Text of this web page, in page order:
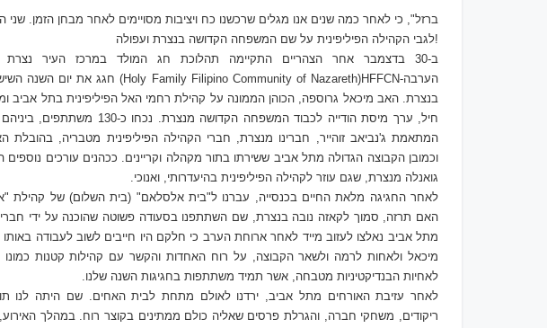
לגבי הקהילה הפיליפינית על שם המשפחה הקדושה בנצרת ועפולה!
ב-30 בדצמבר אחר הצהריים התקיימה תהלוכת חג המולד במרכז העיר נצרת
הערבה-HFFCN
(
Holy Family Filipino Community of Nazareth) חגג את יום השנה
בנצרת. האב מיכאל גרוספה, הכוהן הממונה על קהילת רחמי האל הפיליפינית בתל אביב
חיל, ערך מיסת הודייה לכבוד המשפחה הקדושה מנצרת. נכחו כ-130 משתתפים, ביניהם חברי קהילת ה-
המתאמת ג'נביאב זוהייר, חברינו מנצרת, חברי הקהילה הפיליפינית מטבריה, בהובלת
וכמובן הקבוצה הגדולה מתל אביב ששירתו בתור מקהלה וקריינים. ככהנים עורכים נוספים
גואנלה מנצרת, שגם עוזר לקהילה הפיליפינית בהיעדרותי, ואנוכי.
לאחר החגיגה מלאת החיים בכנסייה, עברנו ל"בית אלסלאם" (בית השלום) של קהילת
האם תרזה, סמוך לקאזה נובה בנצרת, שם השתתפנו בסעודה פשוטה שהוכנה על ידי חברי
מתל אביב נאלצו לעזוב מייד לאחר ארוחת הערב כי חלקם היו חייבים לשוב לעבודה
מיכאל ולאחות לרמה ולשאר הקבוצה, על רוח האחדות והקשר עם קהילות קטנות כמונו
לאחיות הבנדיקטיניות מטבחה, אשר תמיד משתתפות בחגיגות השנה שלנו.
לאחר עזיבת האורחים מתל אביב, ירדנו לאולם מתחת לבית האחים. שם היתה לנו
ריקודים, משחקי חברה, והגרלת פרסים שאליה כולם ממתינים בקוצר רוח. במהלך האירוע,